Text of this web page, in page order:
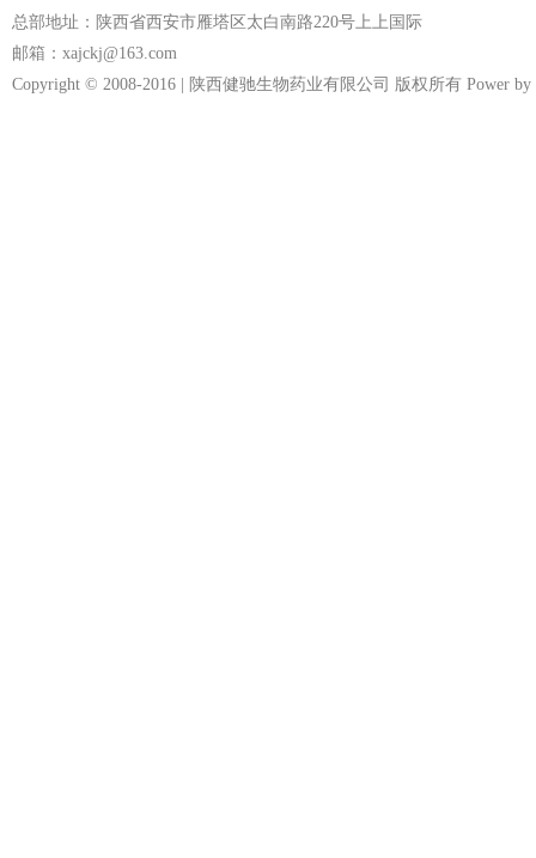
总部地址：陕西省西安市雁塔区太白南路220号上上国际
邮箱：xajckj@163.com
Copyright © 2008-2016 | 陕西健驰生物药业有限公司 版权所有 Power by